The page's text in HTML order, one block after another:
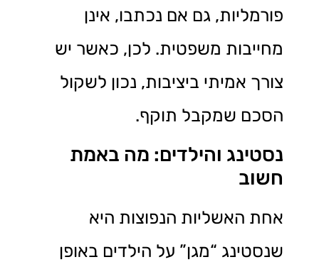
פורמליות, גם אם נכתבו, אינן
מחייבות משפטית. לכן, כאשר יש
צורך אמיתי ביציבות, נכון לשקול
הסכם שמקבל תוקף.
נסטינג והילדים: מה באמת
חשוב
אחת האשליות הנפוצות היא
שנסטינג “מגן” על הילדים באופן